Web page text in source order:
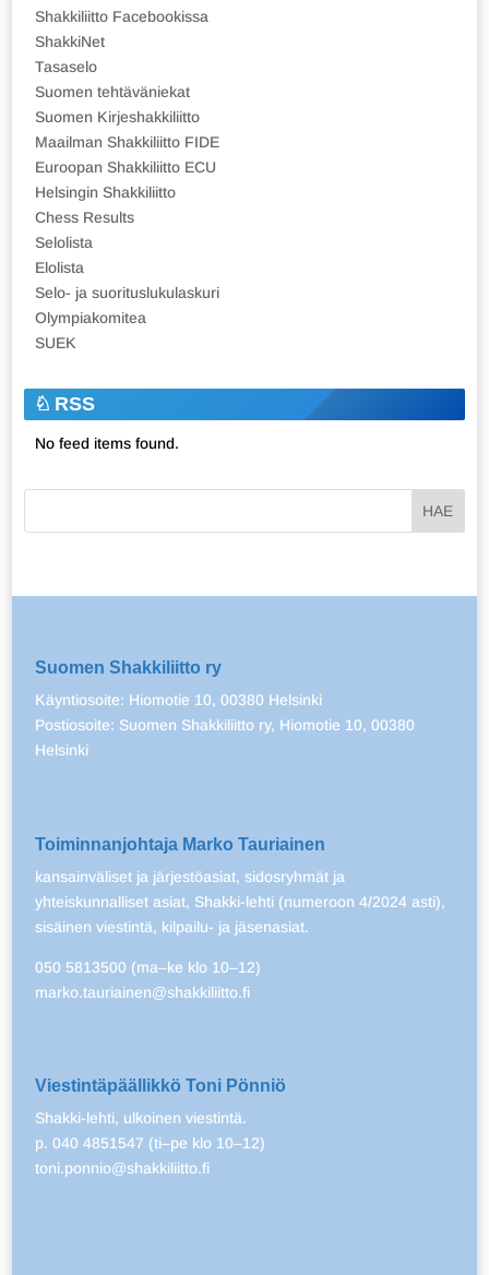
Shakkiliitto Facebookissa
ShakkiNet
Tasaselo
Suomen tehtäväniekat
Suomen Kirjeshakkiliitto
Maailman Shakkiliitto FIDE
Euroopan Shakkiliitto ECU
Helsingin Shakkiliitto
Chess Results
Selolista
Elolista
Selo- ja suorituslukulaskuri
Olympiakomitea
SUEK
RSS
No feed items found.
Suomen Shakkiliitto ry
Käyntiosoite: Hiomotie 10, 00380 Helsinki
Postiosoite: Suomen Shakkiliitto ry, Hiomotie 10, 00380
Helsinki
Toiminnanjohtaja Marko Tauriainen
kansainväliset ja järjestöasiat, sidosryhmät ja
yhteiskunnalliset asiat, Shakki-lehti (numeroon 4/2024 asti),
sisäinen viestintä, kilpailu- ja jäsenasiat.
050 5813500 (ma–ke klo 10–12)
marko.tauriainen@shakkiliitto.fi
Viestintäpäällikkö Toni Pönniö
Shakki-lehti, ulkoinen viestintä.
p. 040 4851547 (ti–pe klo 10–12)
toni.ponnio@shakkiliitto.fi